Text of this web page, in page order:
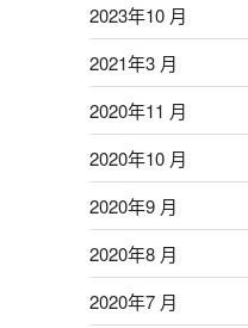
2023年10 月
2021年3 月
2020年11 月
2020年10 月
2020年9 月
2020年8 月
2020年7 月